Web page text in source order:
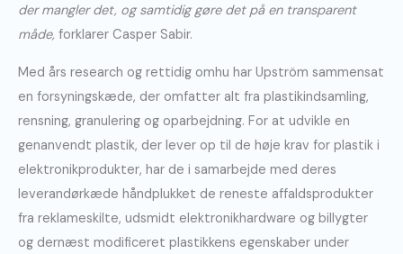
der mangler det, og samtidig gøre det på en transparent
måde, forklarer Casper Sabir.
Med års research og rettidig omhu har Upström sammensat
en forsyningskæde, der omfatter alt fra plastikindsamling,
rensning, granulering og oparbejdning. For at udvikle en
genanvendt plastik, der lever op til de høje krav for plastik i
elektronikprodukter, har de i samarbejde med deres
leverandørkæde håndplukket de reneste affaldsprodukter
fra reklameskilte, udsmidt elektronikhardware og billygter
og dernæst modificeret plastikkens egenskaber under